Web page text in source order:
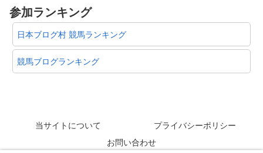
参加ランキング
日本ブログ村 競馬ランキング
競馬ブログランキング
当サイトについて
プライバシーポリシー
お問い合わせ